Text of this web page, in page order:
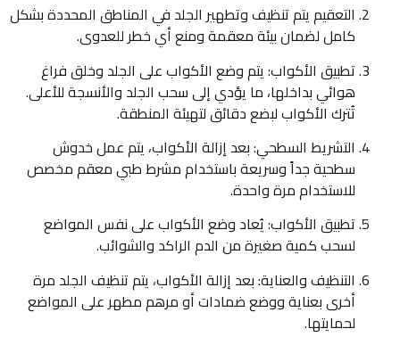
التعقيم يتم تنظيف وتطهير الجلد في المناطق المحددة بشكل
كامل لضمان بيئة معقمة ومنع أي خطر للعدوى.
تطبيق الأكواب: يتم وضع الأكواب على الجلد وخلق فراغ
هوائي بداخلها، ما يؤدي إلى سحب الجلد والأنسجة للأعلى.
تُترك الأكواب لبضع دقائق لتهيئة المنطقة.
التشريط السطحي: بعد إزالة الأكواب، يتم عمل خدوش
سطحية جداً وسريعة باستخدام مشرط طبي معقم مخصص
للاستخدام مرة واحدة.
تطبيق الأكواب: يُعاد وضع الأكواب على نفس المواضع
لسحب كمية صغيرة من الدم الراكد والشوائب.
التنظيف والعناية: بعد إزالة الأكواب، يتم تنظيف الجلد مرة
أخرى بعناية ووضع ضمادات أو مرهم مطهر على المواضع
لحمايتها.